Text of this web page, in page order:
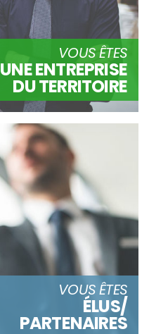
VOUS ÊTES
UNE ENTREPRISE
DU TERRITOIRE
VOUS ÊTES
ÉLUS/
PARTENAIRES